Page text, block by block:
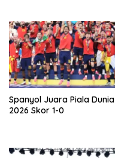
Spanyol Juara Piala Dunia
2026 Skor 1-0